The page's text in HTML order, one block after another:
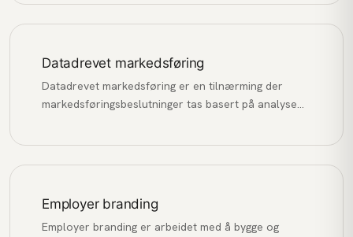
Datadrevet markedsføring
Datadrevet markedsføring er en tilnærming der
markedsføringsbeslutninger tas basert på analyse
Employer branding
Employer branding er arbeidet med å bygge og